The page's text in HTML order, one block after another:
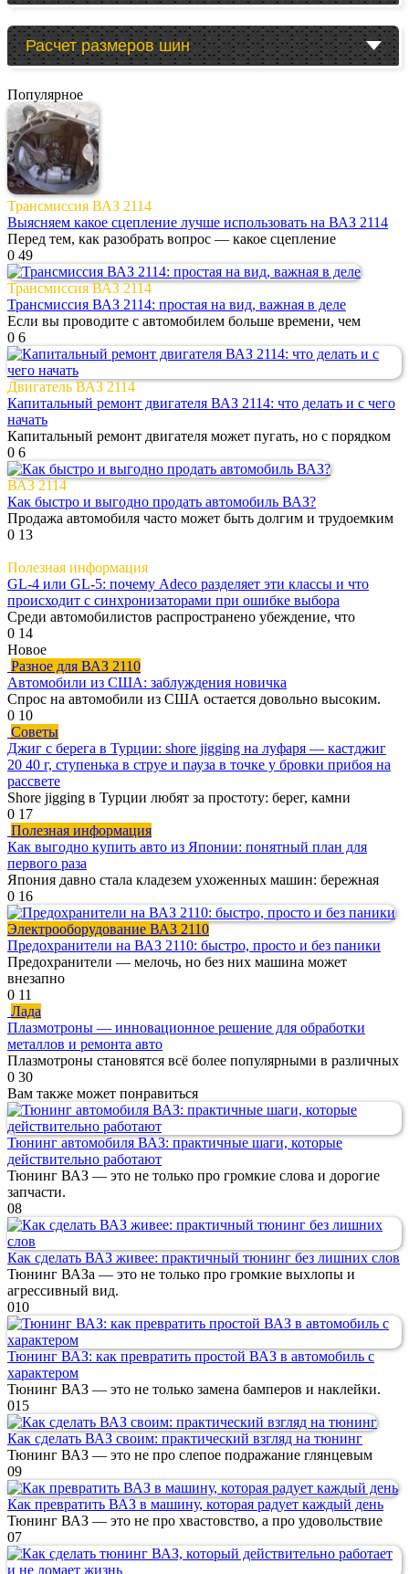
Расчет размеров шин
Популярное
Трансмиссия ВАЗ 2114
Выясняем какое сцепление лучше использовать на ВАЗ 2114
Перед тем, как разобрать вопрос — какое сцепление
0 49
Трансмиссия ВАЗ 2114
Трансмиссия ВАЗ 2114: простая на вид, важная в деле
Если вы проводите с автомобилем больше времени, чем
0 6
Двигатель ВАЗ 2114
Капитальный ремонт двигателя ВАЗ 2114: что делать и с чего
начать
Капитальный ремонт двигателя может пугать, но с порядком
0 6
ВАЗ 2114
Как быстро и выгодно продать автомобиль ВАЗ?
Продажа автомобиля часто может быть долгим и трудоемким
0 13
Полезная информация
GL-4 или GL-5: почему Adeco разделяет эти классы и что
происходит с синхронизаторами при ошибке выбора
Среди автомобилистов распространено убеждение, что
0 14
Новое
Разное для ВАЗ 2110
Автомобили из США: заблуждения новичка
Спрос на автомобили из США остается довольно высоким.
0 10
Советы
Джиг с берега в Турции: shore jigging на луфаря — кастджиг
20 40 г, ступенька в струе и пауза в точке у бровки прибоя на
рассвете
Shore jigging в Турции любят за простоту: берег, камни
0 17
Полезная информация
Как выгодно купить авто из Японии: понятный план для
первого раза
Япония давно стала кладезем ухоженных машин: бережная
0 16
Электрооборудование ВАЗ 2110
Предохранители на ВАЗ 2110: быстро, просто и без паники
Предохранители — мелочь, но без них машина может
внезапно
0 11
Лада
Плазмотроны — инновационное решение для обработки
металлов и ремонта авто
Плазмотроны становятся всё более популярными в различных
0 30
Вам также может понравиться
Тюнинг автомобиля ВАЗ: практичные шаги, которые
действительно работают
Тюнинг ВАЗ — это не только про громкие слова и дорогие
запчасти.
08
Как сделать ВАЗ живее: практичный тюнинг без лишних слов
Тюнинг ВАЗа — это не только про громкие выхлопы и
агрессивный вид.
010
Тюнинг ВАЗ: как превратить простой ВАЗ в автомобиль с
характером
Тюнинг ВАЗ — это не только замена бамперов и наклейки.
015
Как сделать ВАЗ своим: практический взгляд на тюнинг
Тюнинг ВАЗ — это не про слепое подражание глянцевым
09
Как превратить ВАЗ в машину, которая радует каждый день
Тюнинг ВАЗ — это не про хвастовство, а про удовольствие
07